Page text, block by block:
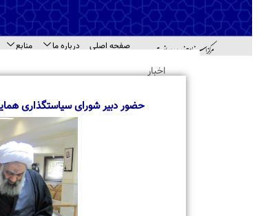
صفحه اصلی درباره ما منابع
اخبار
حضور دبیر شورای سیاستگذاری همایش